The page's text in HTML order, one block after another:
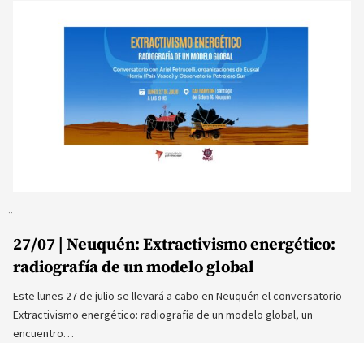
27/07 | Neuquén: Extractivismo energético:
radiografía de un modelo global
Este lunes 27 de julio se llevará a cabo en Neuquén el conversatorio
Extractivismo energético: radiografía de un modelo global, un
encuentro…